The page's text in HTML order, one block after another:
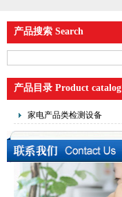
产品搜索 Search
产品目录 Product catalog
家电产品类检测设备